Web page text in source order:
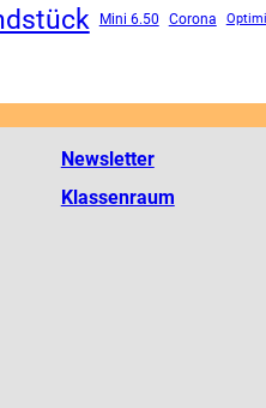
Mini 6.50 Corona
Newsletter
Klassenraum